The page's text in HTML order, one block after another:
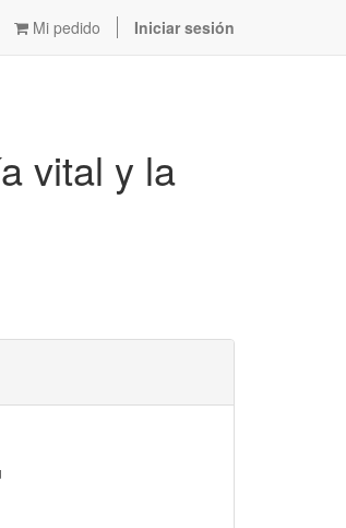
Mi pedido Iniciar sesión
vital y la